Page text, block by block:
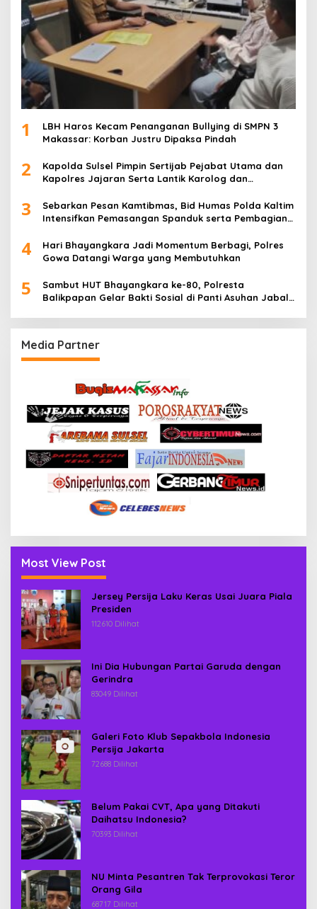
1
LBH Haros Kecam Penanganan Bullying di SMPN 3
Makassar: Korban Justru Dipaksa Pindah
2
Kapolda Sulsel Pimpin Sertijab Pejabat Utama dan
Kapolres Jajaran Serta Lantik Karolog dan
3
Sebarkan Pesan Kamtibmas, Bid Humas Polda Kaltim
Intensifkan Pemasangan Spanduk serta Pembagian
4
Hari Bhayangkara Jadi Momentum Berbagi, Polres
Gowa Datangi Warga yang Membutuhkan
5
Sambut HUT Bhayangkara ke-80, Polresta
Balikpapan Gelar Bakti Sosial di Panti Asuhan Jabal
Media Partner
Most View Post
Jersey Persija Laku Keras Usai Juara Piala
Presiden
112610 Dilihat
Ini Dia Hubungan Partai Garuda dengan
Gerindra
83049 Dilihat
Galeri Foto Klub Sepakbola Indonesia
Persija Jakarta
72688 Dilihat
Belum Pakai CVT, Apa yang Ditakuti
Daihatsu Indonesia?
70393 Dilihat
NU Minta Pesantren Tak Terprovokasi Teror
Orang Gila
68717 Dilihat